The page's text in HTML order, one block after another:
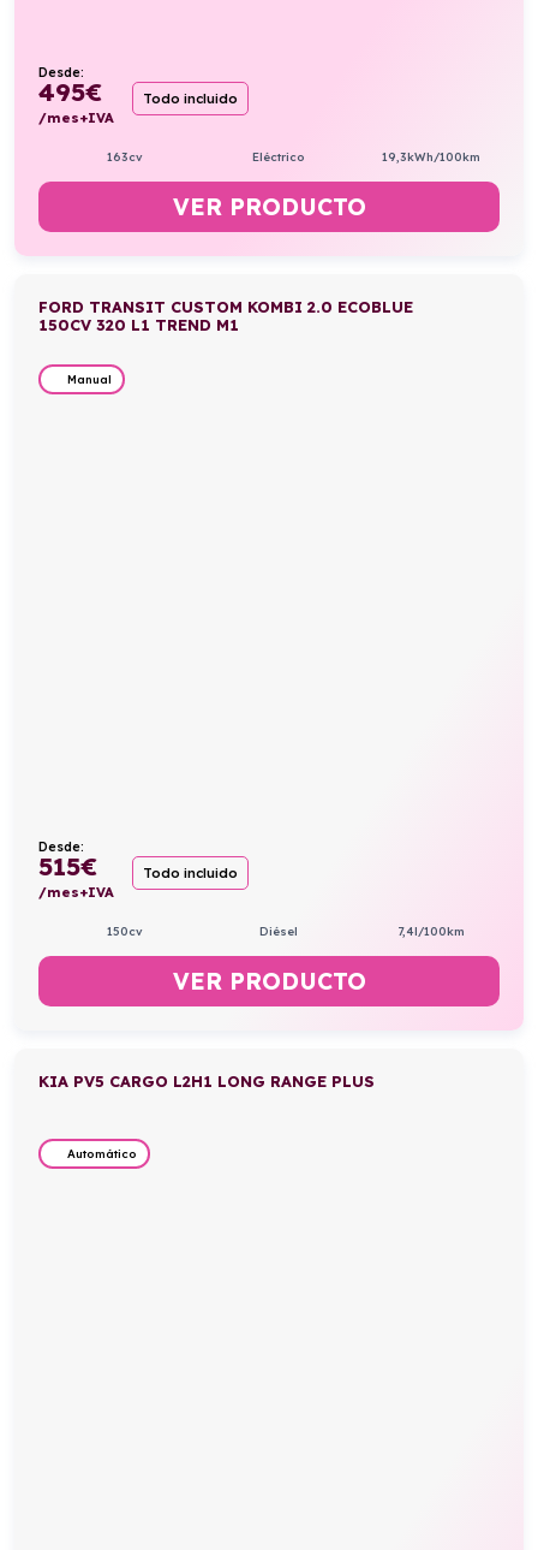
Desde:
495€
/mes+IVA
Todo incluido
163cv Eléctrico 19,3kWh/100km
VER PRODUCTO
FORD TRANSIT CUSTOM KOMBI 2.0 ECOBLUE
150CV 320 L1 TREND M1
Manual
Desde:
515€
/mes+IVA
Todo incluido
150cv Diésel 7,4l/100km
VER PRODUCTO
KIA PV5 CARGO L2H1 LONG RANGE PLUS
Automático